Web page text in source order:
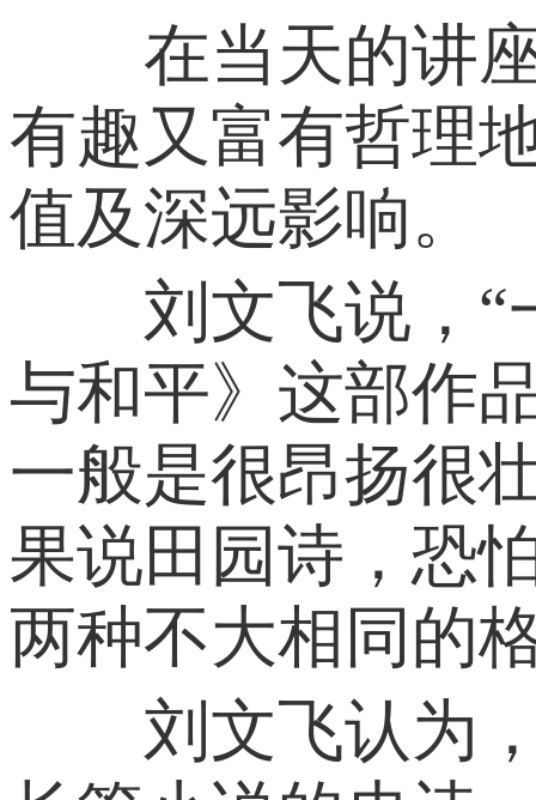
在当天的讲座
有趣又富有哲理
值及深远影响。
刘文飞说，“一
与和平》这部作
一般是很昂扬很
果说田园诗，恐
两种不大相同的
刘文飞认为，“